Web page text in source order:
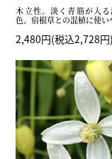
木立性。淡く青筋が入
色、宿根草との混植に使い
2,480円(税込2,728円)